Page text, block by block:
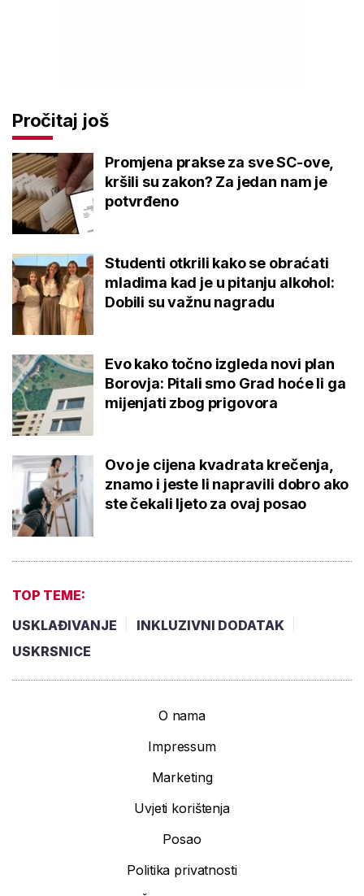
Pročitaj još
Promjena prakse za sve SC-ove,
kršili su zakon? Za jedan nam je
potvrđeno
Studenti otkrili kako se obraćati
mladima kad je u pitanju alkohol:
Dobili su važnu nagradu
Evo kako točno izgleda novi plan
Borovja: Pitali smo Grad hoće li ga
mijenjati zbog prigovora
Ovo je cijena kvadrata krečenja,
znamo i jeste li napravili dobro ako
ste čekali ljeto za ovaj posao
TOP TEME:
USKLAĐIVANJE
INKLUZIVNI DODATAK
USKRSNICE
O nama
Impressum
Marketing
Uvjeti korištenja
Posao
Politika privatnosti